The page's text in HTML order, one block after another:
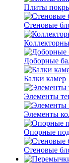
Плиты
Стеновые
Доборные
Балки камер
Элементы
Элементы
Опорные
Стеновые